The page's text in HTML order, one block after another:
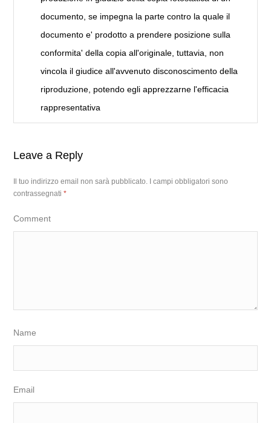
documento, se impegna la parte contro la quale il
documento e' prodotto a prendere posizione sulla
conformita' della copia all'originale, tuttavia, non
vincola il giudice all'avvenuto disconoscimento della
riproduzione, potendo egli apprezzarne l'efficacia
rappresentativa
Leave a Reply
Il tuo indirizzo email non sarà pubblicato. I campi obbligatori sono
contrassegnati*
Comment
Name
Email